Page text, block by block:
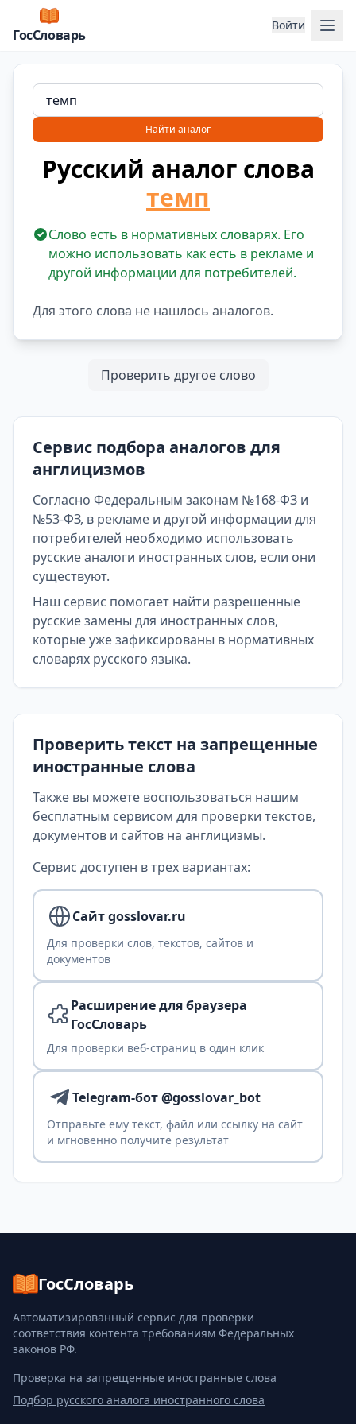
ГосСловарь
Войти
Найти аналог
Русский аналог слова
темп
Слово есть в нормативных словарях. Его
можно использовать как есть в рекламе и
другой информации для потребителей.
Для этого слова не нашлось аналогов.
Проверить другое слово
Сервис подбора аналогов для
англицизмов
Согласно Федеральным законам №168-ФЗ и
№53-ФЗ, в рекламе и другой информации для
потребителей необходимо использовать
русские аналоги иностранных слов, если они
существуют.
Наш сервис помогает найти разрешенные
русские замены для иностранных слов,
которые уже зафиксированы в нормативных
словарях русского языка.
Проверить текст на запрещенные
иностранные слова
Также вы можете воспользоваться нашим
бесплатным сервисом для проверки текстов,
документов и сайтов на англицизмы.
Сервис доступен в трех вариантах:
Сайт gosslovar.ru
Для проверки слов, текстов, сайтов и
документов
Расширение для браузера
ГосСловарь
Для проверки веб-страниц в один клик
Telegram-бот @gosslovar_bot
Отправьте ему текст, файл или ссылку на сайт
и мгновенно получите результат
ГосСловарь
Автоматизированный сервис для проверки
соответствия контента требованиям Федеральных
законов РФ.
Проверка на запрещенные иностранные слова
Подбор русского аналога иностранного слова